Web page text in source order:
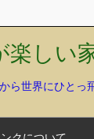
しい
ら世界にひとっ